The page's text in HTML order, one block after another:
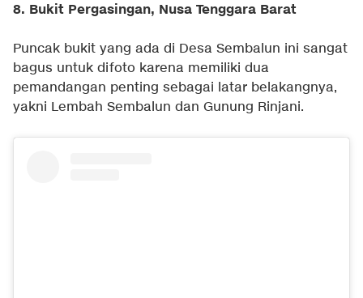
8. Bukit Pergasingan, Nusa Tenggara Barat
Puncak bukit yang ada di Desa Sembalun ini sangat
bagus untuk difoto karena memiliki dua
pemandangan penting sebagai latar belakangnya,
yakni Lembah Sembalun dan Gunung Rinjani.